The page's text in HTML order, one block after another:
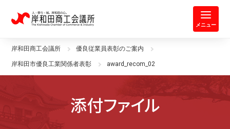
岸和田商工会議所 | 人・祭り・城。
メニュー
岸和田商工会議所 優良従業員表彰のご案内
岸和田市優良工業関係者表彰 award_recom_02
添付ファイル